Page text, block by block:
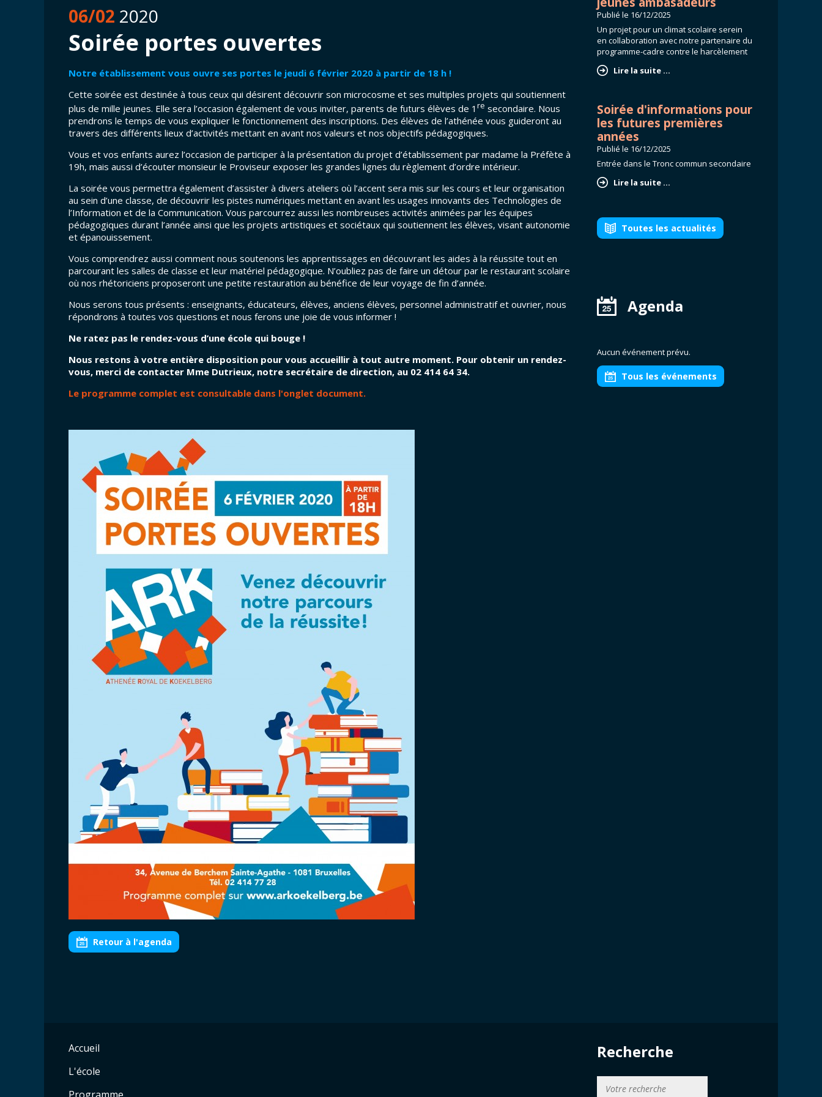
Adresses mails des professeurs et
éducateurs
Liste des éducateurs 2025/2026
formulaire de candidature comité de
Tous les documents
06/02 2020
Soirée portes ouvertes
Notre établissement vous ouvre ses portes le jeudi 6 février 2020 à partir de 18 h !
Cette soirée est destinée à tous ceux qui désirent découvrir son microcosme et ses multiples projets qui soutiennent
plus de mille jeunes. Elle sera l’occasion également de vous inviter, parents de futurs élèves de 1 re secondaire. Nous
prendrons le temps de vous expliquer le fonctionnement des inscriptions. Des élèves de l’athénée vous guideront au
travers des différents lieux d’activités mettant en avant nos valeurs et nos objectifs pédagogiques.
Vous et vos enfants aurez l’occasion de participer à la présentation du projet d’établissement par madame la Préfète à
19h, mais aussi d’écouter monsieur le Proviseur exposer les grandes lignes du règlement d’ordre intérieur.
La soirée vous permettra également d’assister à divers ateliers où l’accent sera mis sur les cours et leur organisation
au sein d’une classe, de découvrir les pistes numériques mettant en avant les usages innovants des Technologies de
l’Information et de la Communication. Vous parcourrez aussi les nombreuses activités animées par les équipes
pédagogiques durant l’année ainsi que les projets artistiques et sociétaux qui soutiennent les élèves, visant autonomie
et épanouissement.
Vous comprendrez aussi comment nous soutenons les apprentissages en découvrant les aides à la réussite tout en
parcourant les salles de classe et leur matériel pédagogique. N’oubliez pas de faire un détour par le restaurant scolaire
où nos rhétoriciens proposeront une petite restauration au bénéfice de leur voyage de fin d’année.
Nous serons tous présents : enseignants, éducateurs, élèves, anciens élèves, personnel administratif et ouvrier, nous
répondrons à toutes vos questions et nous ferons une joie de vous informer !
Ne ratez pas le rendez-vous d’une école qui bouge !
Nous restons à votre entière disposition pour vous accueillir à tout autre moment. Pour obtenir un rendez-
vous, merci de contacter Mme Dutrieux, notre secrétaire de direction, au 02 414 64 34.
Le programme complet est consultable dans l'onglet document.
Retour à l'agenda
Publié le 16/12/2025
Un projet pour un climat scolaire serein
en collaboration avec notre partenaire du
programme-cadre contre le harcèlement
Lire la suite ...
Soirée d'informations pour
les futures premières
années
Publié le 16/12/2025
Entrée dans le Tronc commun secondaire
Lire la suite ...
Toutes les actualités
Agenda
Aucun événement prévu.
Tous les événements
Accueil
L'école
Recherche